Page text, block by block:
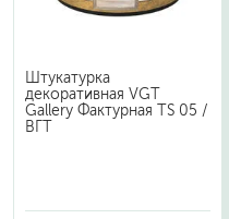
Штукатурка
декоративная VGT
Gallery Фактурная TS 05 /
ВГТ